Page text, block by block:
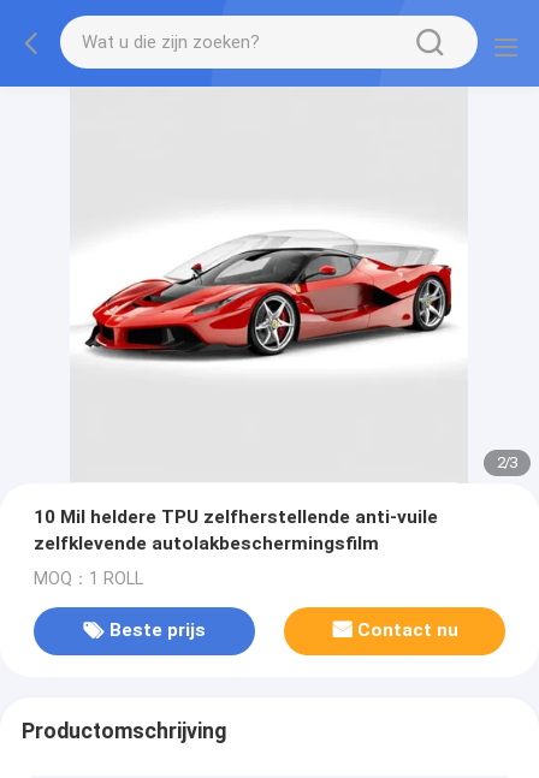
2/3
10 Mil heldere TPU zelfherstellende anti-vuile
zelfklevende autolakbeschermingsfilm
MOQ：1 ROLL
Beste prijs Contact nu
Productomschrijving